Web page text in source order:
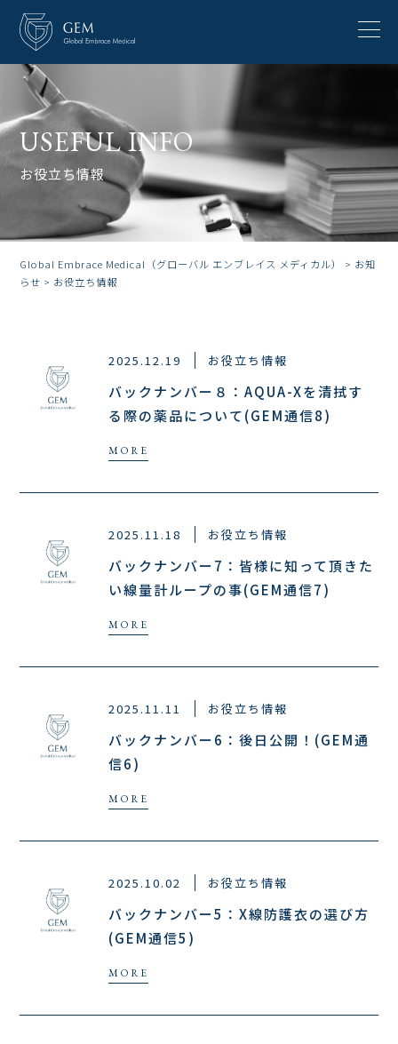
USEFUL INFO
お役立ち情報
Global Embrace Medical（グローバル エンブレイス メディカル） > お知
らせ > お役立ち情報
2025.12.19 お役立ち情報
バックナンバー８：AQUA-Xを清拭す
る際の薬品について(GEM通信8)
2025.11.18 お役立ち情報
バックナンバー7：皆様に知って頂きた
い線量計ループの事(GEM通信7)
2025.11.11 お役立ち情報
バックナンバー6：後日公開！(GEM通
信6)
2025.10.02 お役立ち情報
バックナンバー5：X線防護衣の選び方
(GEM通信5)